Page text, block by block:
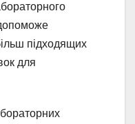
підходящих
для